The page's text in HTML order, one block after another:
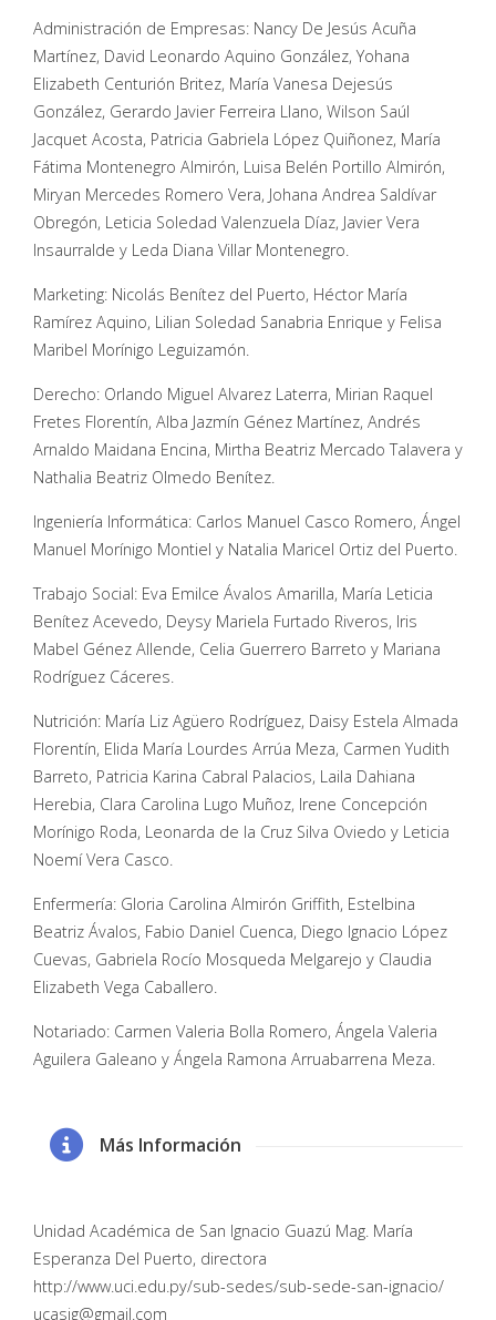
Administración de Empresas: Nancy De Jesús Acuña
Martínez, David Leonardo Aquino González, Yohana
Elizabeth Centurión Britez, María Vanesa Dejesús
González, Gerardo Javier Ferreira Llano, Wilson Saúl
Jacquet Acosta, Patricia Gabriela López Quiñonez, María
Fátima Montenegro Almirón, Luisa Belén Portillo Almirón,
Miryan Mercedes Romero Vera, Johana Andrea Saldívar
Obregón, Leticia Soledad Valenzuela Díaz, Javier Vera
Insaurralde y Leda Diana Villar Montenegro.
Marketing: Nicolás Benítez del Puerto, Héctor María
Ramírez Aquino, Lilian Soledad Sanabria Enrique y Felisa
Maribel Morínigo Leguizamón.
Derecho: Orlando Miguel Alvarez Laterra, Mirian Raquel
Fretes Florentín, Alba Jazmín Génez Martínez, Andrés
Arnaldo Maidana Encina, Mirtha Beatriz Mercado Talavera y
Nathalia Beatriz Olmedo Benítez.
Ingeniería Informática: Carlos Manuel Casco Romero, Ángel
Manuel Morínigo Montiel y Natalia Maricel Ortiz del Puerto.
Trabajo Social: Eva Emilce Ávalos Amarilla, María Leticia
Benítez Acevedo, Deysy Mariela Furtado Riveros, Iris
Mabel Génez Allende, Celia Guerrero Barreto y Mariana
Rodríguez Cáceres.
Nutrición: María Liz Agüero Rodríguez, Daisy Estela Almada
Florentín, Elida María Lourdes Arrúa Meza, Carmen Yudith
Barreto, Patricia Karina Cabral Palacios, Laila Dahiana
Herebia, Clara Carolina Lugo Muñoz, Irene Concepción
Morínigo Roda, Leonarda de la Cruz Silva Oviedo y Leticia
Noemí Vera Casco.
Enfermería: Gloria Carolina Almirón Griffith, Estelbina
Beatriz Ávalos, Fabio Daniel Cuenca, Diego Ignacio López
Cuevas, Gabriela Rocío Mosqueda Melgarejo y Claudia
Elizabeth Vega Caballero.
Notariado: Carmen Valeria Bolla Romero, Ángela Valeria
Aguilera Galeano y Ángela Ramona Arruabarrena Meza.
Más Información
Unidad Académica de San Ignacio Guazú Mag. María
Esperanza Del Puerto, directora
http://www.uci.edu.py/sub-sedes/sub-sede-san-ignacio/
ucasig@gmail.com